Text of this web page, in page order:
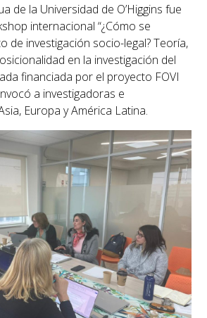
de la Universidad de O’Higgins fue
internacional“¿Cómo se
de investigación socio-legal? Teoría,
en la investigación del
financiada por el proyecto FOVI
a investigadoras e
Europa y América Latina.